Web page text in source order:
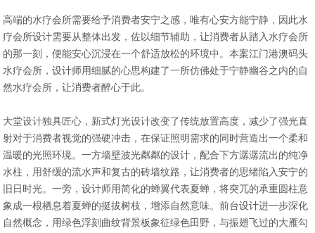
高端的水疗会所需要给予消费者安宁之感，唯有心安方能宁静，因此水
疗会所设计需要从整体出发，佐以细节辅助，让消费者从踏入水疗会所
的那一刻，便能安心沉浸在一个舒适放松的环境中。本案江门港澳码头
水疗会所，设计师用细腻的心思构建了一所仿佛处于宁静幽谷之内的自
然水疗会所，让消费者醉心于此。
大堂设计独具匠心，新式灯光设计改变了传统放置高度，减少了强光直
射对于消费者视觉的强硬冲击，在保证照明需求的同时营造出一个柔和
温暖的光照环境。一方墙壁波光粼粼的设计，配合下方潺潺流出的纯净
水柱，用舒缓的流水声和复古的砖墙纹路，让消费者的思绪陷入安宁的
旧日时光。一旁，设计师用简化的蝉翼代表夏蝉，将突兀的承重圆柱意
象成一根栖息着夏蝉的挺拔树枝，增添自然意味。前台设计进一步深化
自然概念，用绿色浮刻曲纹背景板象征绿色田野，与振翅飞过的大雁勾